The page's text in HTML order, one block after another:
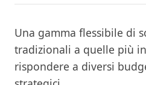
Una gamma flessibile di
tradizionali a quelle più
rispondere a diversi